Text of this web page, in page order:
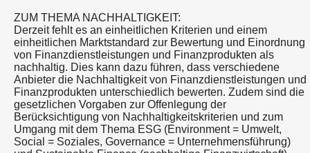
ZUM THEMA NACHHALTIGKEIT:
Derzeit fehlt es an einheitlichen Kriterien und einem
einheitlichen Marktstandard zur Bewertung und Einordnung
von Finanzdienstleistungen und Finanzprodukten als
nachhaltig. Dies kann dazu führen, dass verschiedene
Anbieter die Nachhaltigkeit von Finanzdienstleistungen und
Finanzprodukten unterschiedlich bewerten. Zudem sind die
gesetzlichen Vorgaben zur Offenlegung der
Berücksichtigung von Nachhaltigkeitskriterien und zum
Umgang mit dem Thema ESG (Environment = Umwelt,
Social = Soziales, Governance = Unternehmensführung)